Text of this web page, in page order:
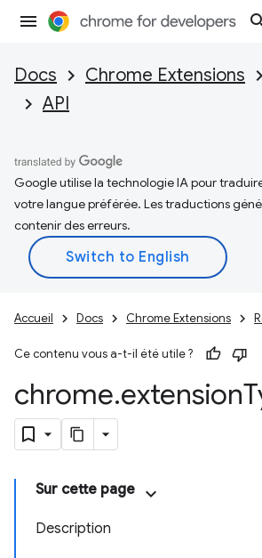
Docs Chrome Extensions
API
Google utilise la technologie IA pour
votre langue préférée. Les traductions
contenir des erreurs.
Accueil Docs Chrome Extensions
Ce contenu vous a-t-il été utile ?
chrome.extension
Sur cette page
Description